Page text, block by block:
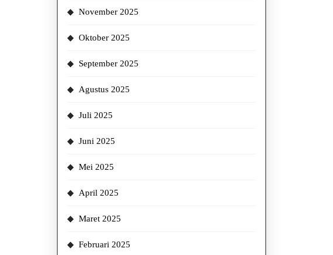
November 2025
Oktober 2025
September 2025
Agustus 2025
Juli 2025
Juni 2025
Mei 2025
April 2025
Maret 2025
Februari 2025